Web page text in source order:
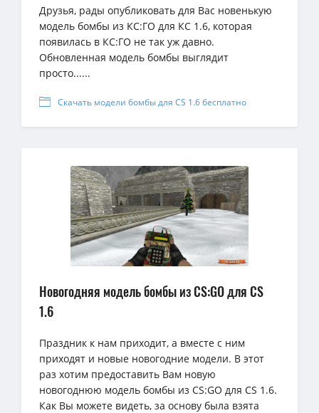
Друзья, рады опубликовать для Вас новенькую
модель бомбы из КС:ГО для КС 1.6, которая
появилась в КС:ГО не так уж давно.
Обновленная модель бомбы выглядит
просто......
Скачать модели бомбы для CS 1.6 бесплатно
Новогодняя модель бомбы из CS:GO для CS
1.6
Праздник к нам приходит, а вместе с ним
приходят и новые новогодние модели. В этот
раз хотим предоставить Вам новую
новогоднюю модель бомбы из CS:GO для CS 1.6.
Как Вы можете видеть, за основу была взята